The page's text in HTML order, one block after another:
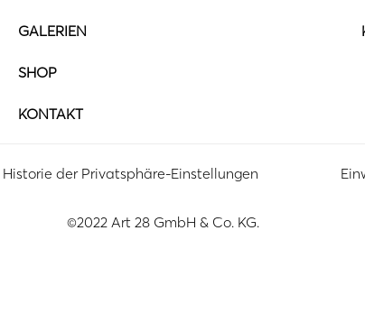
GALERIEN
SHOP
KONTAKT
Historie der Privatsphäre-Einstellungen
©2022 Art 28 GmbH & Co. KG.